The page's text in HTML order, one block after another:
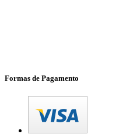
Formas de Pagamento